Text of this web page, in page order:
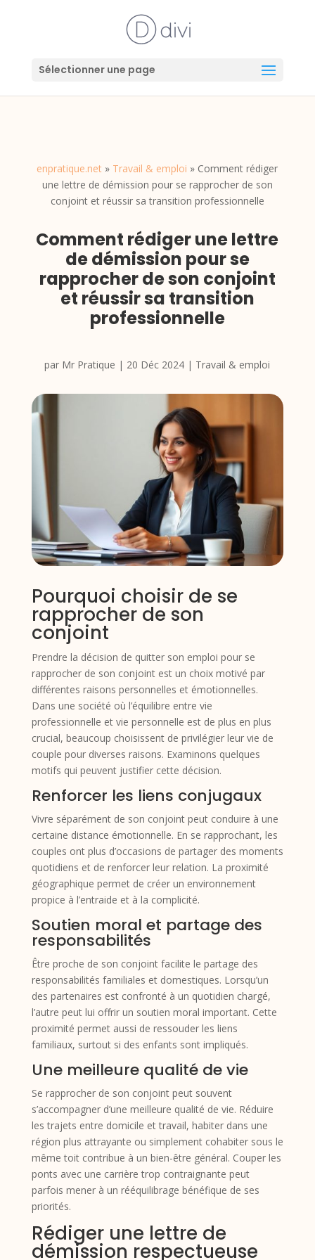
Sélectionner une page
enpratique.net » Travail & emploi » Comment rédiger
une lettre de démission pour se rapprocher de son
conjoint et réussir sa transition professionnelle
Comment rédiger une lettre
de démission pour se
rapprocher de son conjoint
et réussir sa transition
professionnelle
par Mr Pratique | 20 Déc 2024 | Travail & emploi
Pourquoi choisir de se
rapprocher de son
conjoint
Prendre la décision de quitter son emploi pour se
rapprocher de son conjoint est un choix motivé par
différentes raisons personnelles et émotionnelles.
Dans une société où l’équilibre entre vie
professionnelle et vie personnelle est de plus en plus
crucial, beaucoup choisissent de privilégier leur vie de
couple pour diverses raisons. Examinons quelques
motifs qui peuvent justifier cette décision.
Renforcer les liens conjugaux
Vivre séparément de son conjoint peut conduire à une
certaine distance émotionnelle. En se rapprochant, les
couples ont plus d’occasions de partager des moments
quotidiens et de renforcer leur relation. La proximité
géographique permet de créer un environnement
propice à l’entraide et à la complicité.
Soutien moral et partage des
responsabilités
Être proche de son conjoint facilite le partage des
responsabilités familiales et domestiques. Lorsqu’un
des partenaires est confronté à un quotidien chargé,
l’autre peut lui offrir un soutien moral important. Cette
proximité permet aussi de ressouder les liens
familiaux, surtout si des enfants sont impliqués.
Une meilleure qualité de vie
Se rapprocher de son conjoint peut souvent
s’accompagner d’une meilleure qualité de vie. Réduire
les trajets entre domicile et travail, habiter dans une
région plus attrayante ou simplement cohabiter sous le
même toit contribue à un bien-être général. Couper les
ponts avec une carrière trop contraignante peut
parfois mener à un rééquilibrage bénéfique de ses
priorités.
Rédiger une lettre de
démission respectueuse